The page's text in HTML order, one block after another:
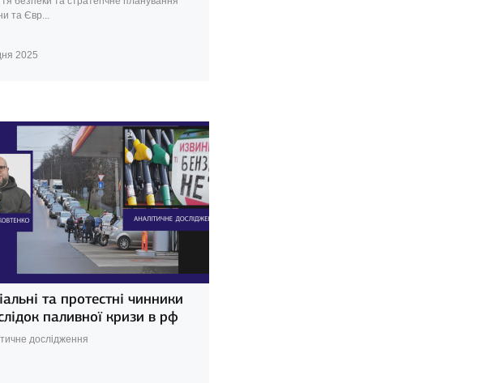
та Євр...
2025
та протестні чинники
паливної кризи в рф
дослідження